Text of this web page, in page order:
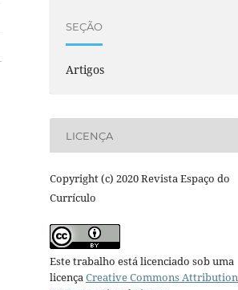
SEÇÃO
Artigos
LICENÇA
Copyright (c) 2020 Revista Espaço do
Currículo
Este trabalho está licenciado sob uma
licença Creative Commons Attribution